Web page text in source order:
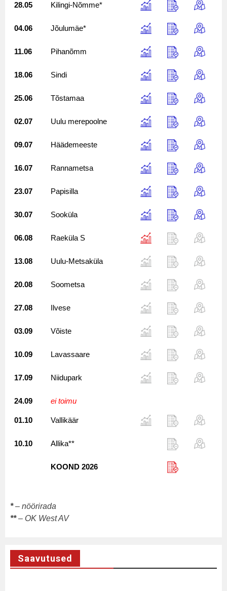
28.05 Kilingi-Nõmme*
04.06 Jõulumäe*
11.06 Pihanõmm
18.06 Sindi
25.06 Tõstamaa
02.07 Uulu merepoolne
09.07 Häädemeeste
16.07 Rannametsa
23.07 Papisilla
30.07 Sooküla
06.08 Raeküla S
13.08 Uulu-Metsaküla
20.08 Soometsa
27.08 Ilvese
03.09 Võiste
10.09 Lavassaare
17.09 Niidupark
24.09 ei toimu
01.10 Vallikäär
10.10 Allika**
KOOND 2026
*– nöörirada
**– OK West AV
Saavutused